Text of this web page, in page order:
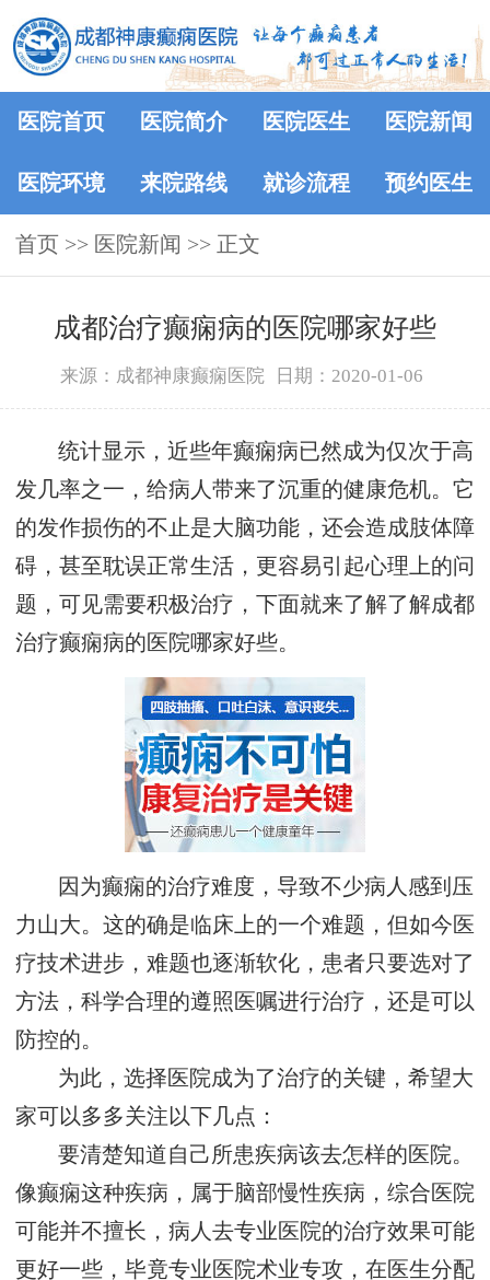
医院首页 医院简介 医院医生 医院新闻
医院环境 来院路线 就诊流程 预约医生
首页 >> 医院新闻 >> 正文
成都治疗癫痫病的医院哪家好些
来源：成都神康癫痫医院 日期：2020-01-06
统计显示，近些年癫痫病已然成为仅次于高
发几率之一，给病人带来了沉重的健康危机。它
的发作损伤的不止是大脑功能，还会造成肢体障
碍，甚至耽误正常生活，更容易引起心理上的问
题，可见需要积极治疗，下面就来了解了解成都
治疗癫痫病的医院哪家好些。
因为癫痫的治疗难度，导致不少病人感到压
力山大。这的确是临床上的一个难题，但如今医
疗技术进步，难题也逐渐软化，患者只要选对了
方法，科学合理的遵照医嘱进行治疗，还是可以
防控的。
为此，选择医院成为了治疗的关键，希望大
家可以多多关注以下几点：
要清楚知道自己所患疾病该去怎样的医院。
像癫痫这种疾病，属于脑部慢性疾病，综合医院
可能并不擅长，病人去专业医院的治疗效果可能
更好一些，毕竟专业医院术业专攻，在医生分配